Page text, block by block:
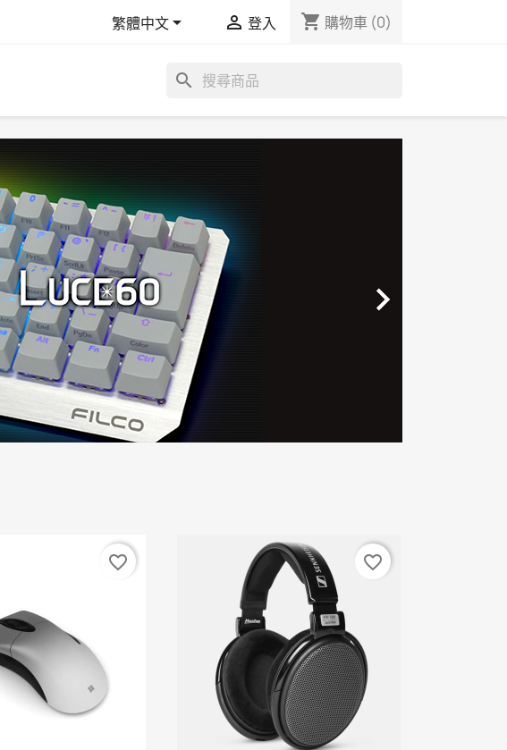
繁體中文  登入 shopping_cart 購物車 (0)
search

favorite_border favorite_border